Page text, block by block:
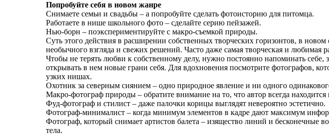
Попробуйте себя в новом жанре
Снимаете семьи и свадьбы – а попробуйте сделать фотоисторию для питомца.
Работаете в нише школьного фото – сделайте серию пейзажей.
Нью-борн – поэкспериментируйте с макро-съемкой природы.
Суть этого действия в расширении собственных творческих горизонтов, в
необычного взгляда и свежих решений. Часто даже самая творческая и любимая
Чтобы не терять любви к собственному делу, нужно постоянно напоминать себе,
открывать в нем новые грани себя. Для вдохновения посмотрите фотографов,
узких нишах.
Охотник за северным сиянием – одно природное явление и ни одного
Макро-фотограф природы – обратите внимание на то, что автор всегда
Фуд-фотограф и стилист – даже палочки корицы выглядят невероятно эстетично.
Фотограф-минималист – когда минимум элементов в кадре дают максимум
Фотограф, который снимает артистов балета – изящество линий и бесконечные
тела.